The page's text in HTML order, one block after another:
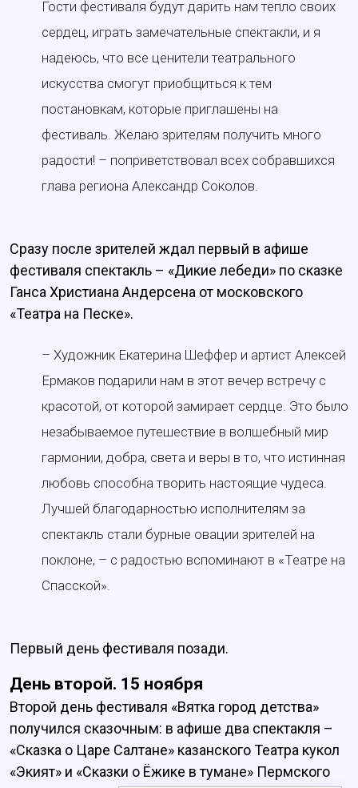
Гости фестиваля будут дарить нам тепло своих
сердец, играть замечательные спектакли, и я
надеюсь, что все ценители театрального
искусства смогут приобщиться к тем
постановкам, которые приглашены на
фестиваль. Желаю зрителям получить много
радости! – поприветствовал всех собравшихся
глава региона Александр Соколов.
Сразу после зрителей ждал первый в афише
фестиваля спектакль – «Дикие лебеди» по сказке
Ганса Христиана Андерсена от московского
«Театра на Песке».
– Художник Екатерина Шеффер и артист Алексей
Ермаков подарили нам в этот вечер встречу с
красотой, от которой замирает сердце. Это было
незабываемое путешествие в волшебный мир
гармонии, добра, света и веры в то, что истинная
любовь способна творить настоящие чудеса.
Лучшей благодарностью исполнителям за
спектакль стали бурные овации зрителей на
поклоне, – с радостью вспоминают в «Театре на
Спасской».
Первый день фестиваля позади.
День второй. 15 ноября
Второй день фестиваля «Вятка город детства»
получился сказочным: в афише два спектакля –
«Сказка о Царе Салтане» казанского Театра кукол
«Экият» и «Сказки о Ёжике в тумане» Пермского